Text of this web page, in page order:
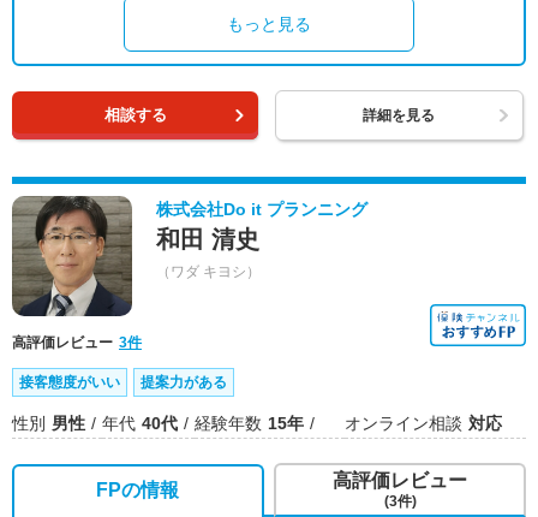
もっと見る
相談する 詳細を見る
株式会社Do it プランニング
和田 清史
（ワダ キヨシ）
高評価レビュー 3件
接客態度がいい 提案力がある
性別 男性 年代 40代 経験年数 15年 オンライン相談 対応
FPの情報 高評価レビュー
(3件)